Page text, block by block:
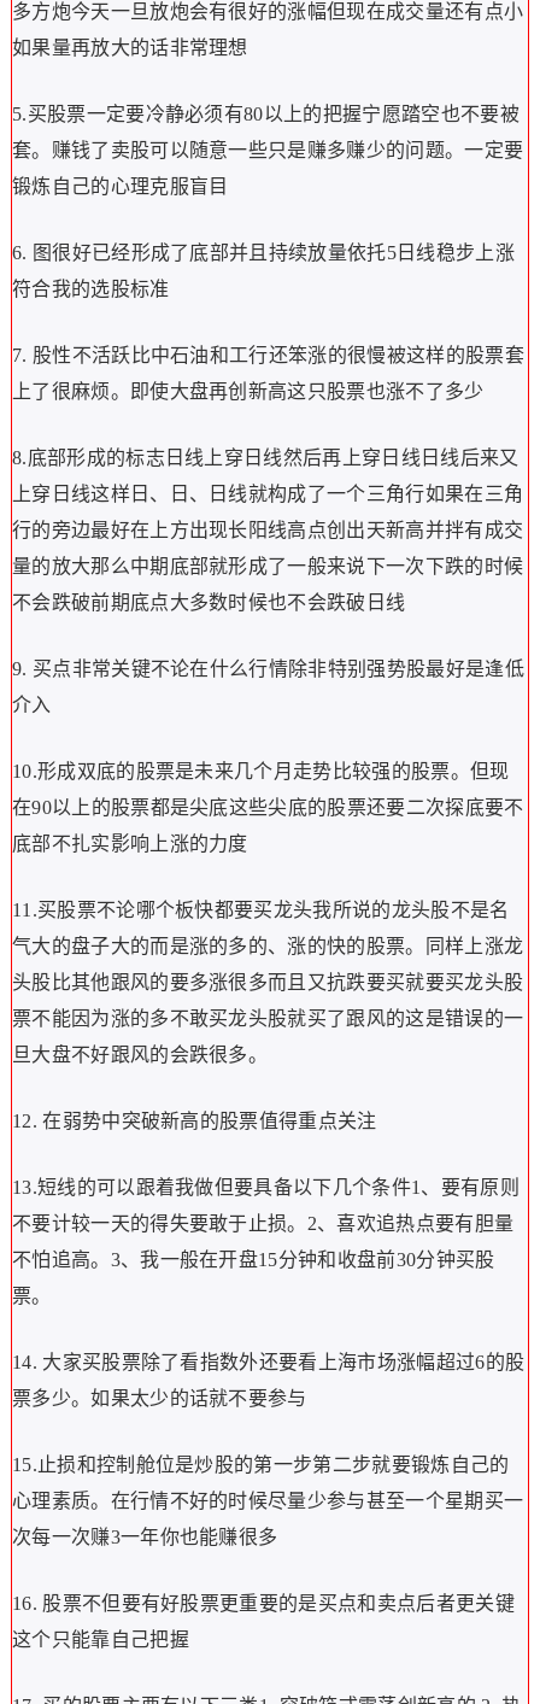
多方炮今天一旦放炮会有很好的涨幅但现在成交量还有点小
如果量再放大的话非常理想
5.买股票一定要冷静必须有80以上的把握宁愿踏空也不要被
套。赚钱了卖股可以随意一些只是赚多赚少的问题。一定要
锻炼自己的心理克服盲目
6. 图很好已经形成了底部并且持续放量依托5日线稳步上涨
符合我的选股标准
7. 股性不活跃比中石油和工行还笨涨的很慢被这样的股票套
上了很麻烦。即使大盘再创新高这只股票也涨不了多少
8.底部形成的标志日线上穿日线然后再上穿日线日线后来又
上穿日线这样日、日、日线就构成了一个三角行如果在三角
行的旁边最好在上方出现长阳线高点创出天新高并拌有成交
量的放大那么中期底部就形成了一般来说下一次下跌的时候
不会跌破前期底点大多数时候也不会跌破日线
9. 买点非常关键不论在什么行情除非特别强势股最好是逢低
介入
10.形成双底的股票是未来几个月走势比较强的股票。但现
在90以上的股票都是尖底这些尖底的股票还要二次探底要不
底部不扎实影响上涨的力度
11.买股票不论哪个板快都要买龙头我所说的龙头股不是名
气大的盘子大的而是涨的多的、涨的快的股票。同样上涨龙
头股比其他跟风的要多涨很多而且又抗跌要买就要买龙头股
票不能因为涨的多不敢买龙头股就买了跟风的这是错误的一
旦大盘不好跟风的会跌很多。
12. 在弱势中突破新高的股票值得重点关注
13.短线的可以跟着我做但要具备以下几个条件1、要有原则
不要计较一天的得失要敢于止损。2、喜欢追热点要有胆量
不怕追高。3、我一般在开盘15分钟和收盘前30分钟买股
票。
14. 大家买股票除了看指数外还要看上海市场涨幅超过6的股
票多少。如果太少的话就不要参与
15.止损和控制舱位是炒股的第一步第二步就要锻炼自己的
心理素质。在行情不好的时候尽量少参与甚至一个星期买一
次每一次赚3一年你也能赚很多
16. 股票不但要有好股票更重要的是买点和卖点后者更关键
这个只能靠自己把握